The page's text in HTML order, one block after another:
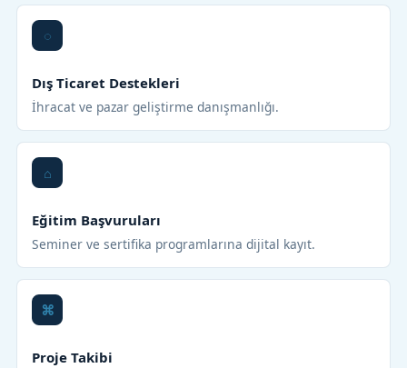
Dış Ticaret Destekleri
İhracat ve pazar geliştirme danışmanlığı.
Eğitim Başvuruları
Seminer ve sertifika programlarına dijital kayıt.
Proje Takibi